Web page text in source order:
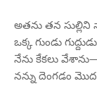
అతను తన సుల్లిని
ఒక్క గుండు
నేను కేకలు
నన్ను దెంగడం